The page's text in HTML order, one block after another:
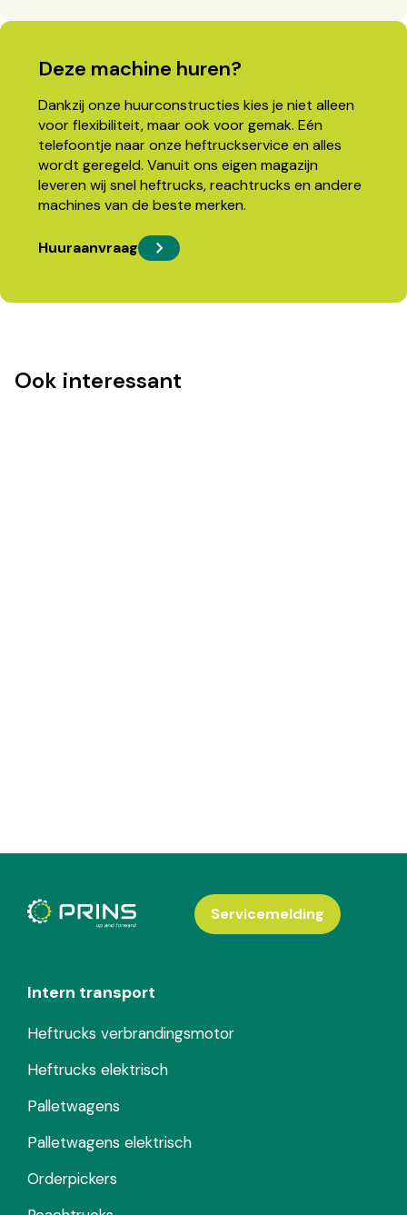
Deze machine huren?
Dankzij onze huurconstructies kies je niet alleen
voor flexibiliteit, maar ook voor gemak. Eén
telefoontje naar onze heftruckservice en alles
wordt geregeld. Vanuit ons eigen magazijn
leveren wij snel heftrucks, reachtrucks en andere
machines van de beste merken.
Huuraanvraag
Ook interessant
Intern transport
Heftrucks verbrandingsmotor
Heftrucks elektrisch
Palletwagens
Palletwagens elektrisch
Orderpickers
Servicemelding